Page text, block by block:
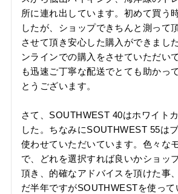
所に連れ出しています。初めて買う
したが、ショップできちんと測って
させて頂き安心した購入ができまし
ンラインでの購入をさせていただい
も迅速ご丁寧な配送でとても助かっ
とうございます。
さて、SOUTHWEST 40はホワイト
した。ちなみにSOUTHWEST 55は
使わせていただいています。色々な
で、どれを選択すれば良いかショッ
頂き、的確なアドバイスを頂けた事
だ半年ですがSOUTHWESTを使っ